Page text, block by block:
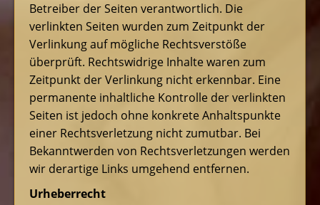
Betreiber der Seiten verantwortlich. Die
verlinkten Seiten wurden zum Zeitpunkt der
Verlinkung auf mögliche Rechtsverstöße
überprüft. Rechtswidrige Inhalte waren zum
Zeitpunkt der Verlinkung nicht erkennbar. Eine
permanente inhaltliche Kontrolle der verlinkten
Seiten ist jedoch ohne konkrete Anhaltspunkte
einer Rechtsverletzung nicht zumutbar. Bei
Bekanntwerden von Rechtsverletzungen werden
wir derartige Links umgehend entfernen.
Urheberrecht